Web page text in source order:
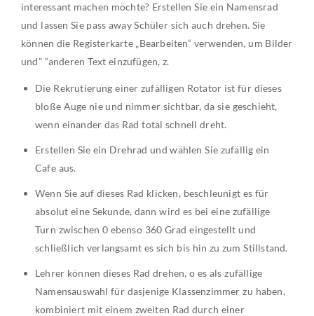
interessant machen möchte? Erstellen Sie ein Namensrad
und lassen Sie pass away Schüler sich auch drehen. Sie
können die Registerkarte „Bearbeiten“ verwenden, um Bilder
und” “anderen Text einzufügen, z.
Die Rekrutierung einer zufälligen Rotator ist für dieses
bloße Auge nie und nimmer sichtbar, da sie geschieht,
wenn einander das Rad total schnell dreht.
Erstellen Sie ein Drehrad und wählen Sie zufällig ein
Cafe aus.
Wenn Sie auf dieses Rad klicken, beschleunigt es für
absolut eine Sekunde, dann wird es bei eine zufällige
Turn zwischen 0 ebenso 360 Grad eingestellt und
schließlich verlangsamt es sich bis hin zu zum Stillstand.
Lehrer können dieses Rad drehen, o es als zufällige
Namensauswahl für dasjenige Klassenzimmer zu haben,
kombiniert mit einem zweiten Rad durch einer